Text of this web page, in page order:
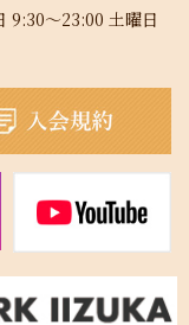
9:30～23:00 土曜日